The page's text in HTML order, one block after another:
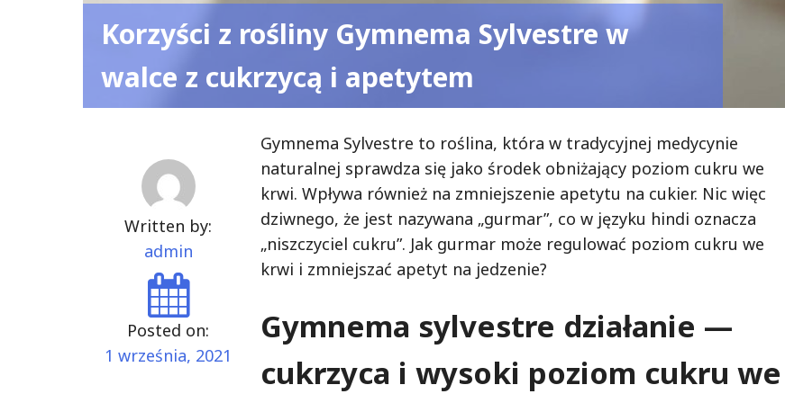
Korzyści z rośliny Gymnema Sylvestre w
walce z cukrzycą i apetytem
Written by:
admin
Posted on:
1 września, 2021
Gymnema Sylvestre to roślina, która w tradycyjnej medycynie
naturalnej sprawdza się jako środek obniżający poziom cukru we
krwi. Wpływa również na zmniejszenie apetytu na cukier. Nic więc
dziwnego, że jest nazywana „gurmar”, co w języku hindi oznacza
„niszczyciel cukru”. Jak gurmar może regulować poziom cukru we
krwi i zmniejszać apetyt na jedzenie?
Gymnema sylvestre działanie —
cukrzyca i wysoki poziom cukru we